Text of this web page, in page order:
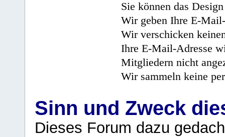
Sie können das
Wir geben Ihre E-
Wir verschicken
Ihre E-Mail-Adresse
Mitgliedern nicht
Wir sammeln keine
Sinn und Zweck
Dieses Forum dazu